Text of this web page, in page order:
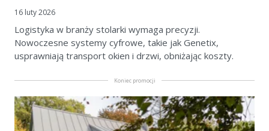
16 luty 2026
Logistyka w branży stolarki wymaga precyzji.
Nowoczesne systemy cyfrowe, takie jak Genetix,
usprawniają transport okien i drzwi, obniżając koszty.
Koniec promocji